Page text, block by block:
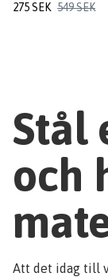
275 SEK 549 SEK
Stål
och
Att det idag till